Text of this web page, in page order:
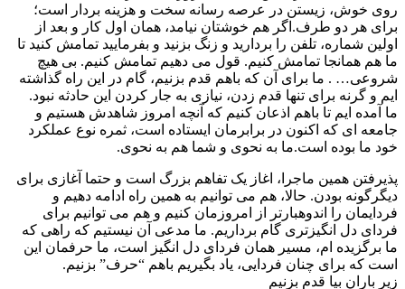
روی خوش، زیستن در عرصه رسانه سخت و هزینه بردار است؛
برای هر دو طرف.اگر هم خوشتان نیامد، همان اول کار و بعد از
اولین شماره، تلفن را بردارید و زنگ بزنید و بفرمایید تمامش کنید تا
ما هم همانجا تمامش کنیم. قول می دهیم تمامش کنیم. بی هیچ
شروعی… . ما برای آن که باهم قدم بزنیم، گام در این راه گذاشته
ایم و گرنه برای تنها قدم زدن، نیازی به جار کردن این حادثه نبود.
ما آمده ایم تا باهم اذعان کنیم که آنچه امروز شاهدش هستیم و
جامعه ای که اکنون در برابرمان ایستاده است، ثمره نوع عملکرد
خود ما بوده است.ما به نحوی و شما هم به نحوی.
پذیرفتن همین ماجرا، اغاز یک تفاهم بزرگ است و حتما آغازی برای
دیگرگونه بودن. حالا، هم می توانیم به همین راه ادامه دهیم و
فردایمان را اندوهبارتر از امروزمان کنیم و هم می توانیم برای
فردای دل انگیزتری گام برداریم. ما مدعی آن نیستیم که راهی که
ما برگزیده ام، مسیر همان فردای دل انگیز است، ما حرفمان این
است که برای چنان فردایی، یاد بگیریم باهم “حرف” بزنیم.
زیر باران بیا قدم بزنیم